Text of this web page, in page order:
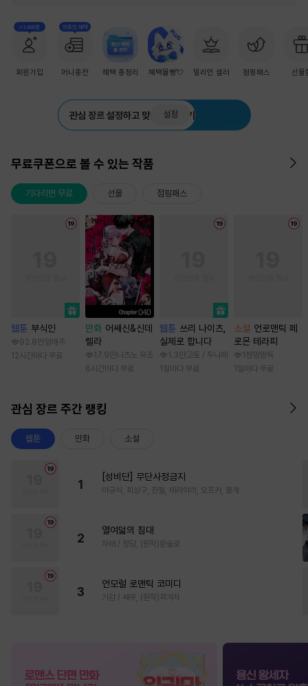
+1,000원
회원가입
첫충전 혜택
머니충전 혜택 총정리 혜택몰빵💘 밀리언 셀러 점핑패스 선물
관심 장르 설정하고 맞춤 추천 받기
설정
무료쿠폰으로 볼 수 있는 작품
기다리면 무료 선물 점핑패스
웹툰 부식인
92.8만 임애주
12시간마다 무료
만화 어쌔신&신데
렐라
17.9만 나츠노 유조
6시간마다 무료
웹툰 쓰리 나이츠,
실제로 합니다
1.3만 고토 / 두나래
1일마다 무료
소설 언로맨틱 페
로몬 테라피
1천 망랑독
1일마다 무료
관심 장르 주간 랭킹
웹툰 만화 소설
1
[성비단] 무단사정금지
마규식, 피상구, 진월, 테리야끼, 오프카, 뚱개
2
열여덟의 침대
자태 / 청담, (원작)문슬로
3
언모럴 로맨틱 코미디
가감 / 쌔우, (원작)곽겨자